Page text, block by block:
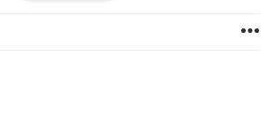
cada vez que evacuo (quiero decir
las heces son diarreicas). Que me